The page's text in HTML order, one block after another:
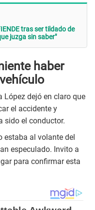
tras ser tildado de
juzga sin saber"
haber
López dejó en claro que
el accidente y
sido el conductor.
estaba al volante del
especulado. Invito a
para confirmar esta